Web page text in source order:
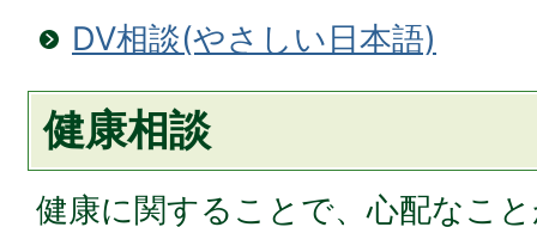
DV相談(やさしい日本語)
健康相談
健康に関することで、心配なこ